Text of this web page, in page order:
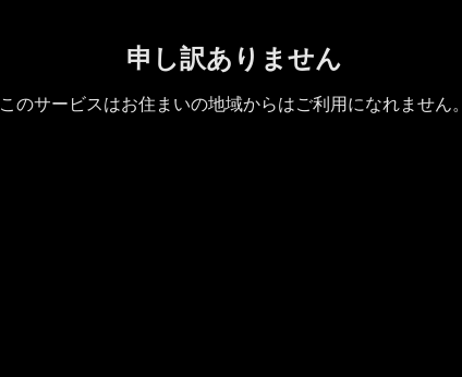
申し訳ありません
このサービスはお住まいの地域からはご利用になれません。